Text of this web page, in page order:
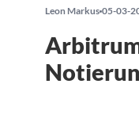
Leon Markus 05-03-